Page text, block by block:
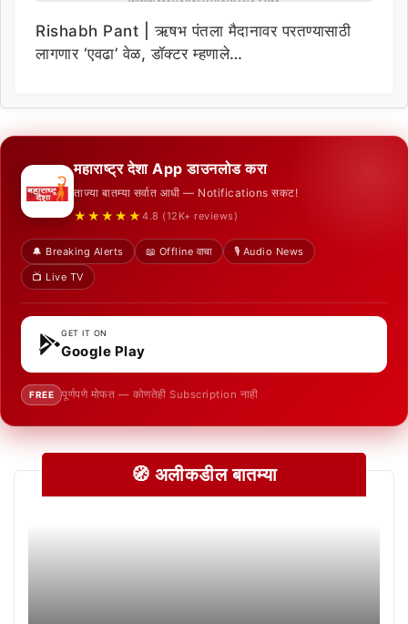
Rishabh Pant | ऋषभ पंतला मैदानावर परतण्यासाठी
लागणार ‘एवढा’ वेळ, डॉक्टर म्हणाले…
महाराष्ट्र देशा App डाउनलोड करा
ताज्या बातम्या सर्वात आधी — Notifications सकट!
★★★★★ 4.8 (12K+ reviews)
🔔 Breaking Alerts 📖 Offline वाचा
🎙️ Audio News
📺 Live TV
GET IT ON
Google Play
FREE पूर्णपणे मोफत — कोणतेही Subscription नाही
🧭 अलीकडील बातम्या